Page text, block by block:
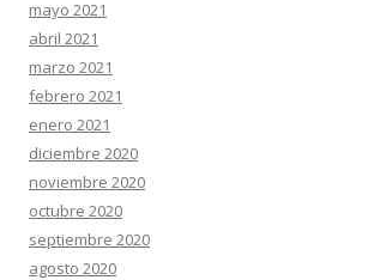
mayo 2021
abril 2021
marzo 2021
febrero 2021
enero 2021
diciembre 2020
noviembre 2020
octubre 2020
septiembre 2020
agosto 2020